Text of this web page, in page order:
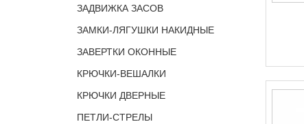
ЗАДВИЖКА ЗАСОВ
ЗАМКИ-ЛЯГУШКИ НАКИДНЫЕ
ЗАВЕРТКИ ОКОННЫЕ
КРЮЧКИ-ВЕШАЛКИ
КРЮЧКИ ДВЕРНЫЕ
ПЕТЛИ-СТРЕЛЫ